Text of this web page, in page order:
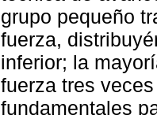
grupo pequeño
fuerza,
inferior; la
fuerza tres
fundamentales